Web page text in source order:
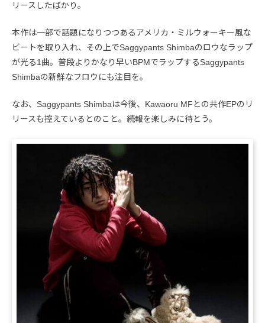
リースしたばかり。
本作は一部で話題になりつつあるアメリカ・ミルウォーキー風な
ビートを取り入れ、その上でSaggypants Shimbaのロウなラップ
が光る1曲。普段よりかなり早いBPMでラップするSaggypants
Shimbaの新鮮なフロウにも注目を。
なお、Saggypants Shimbaは今後、Kawaoru MFとの共作EPのリ
リースも控えているとのこと。続報を楽しみに待とう。